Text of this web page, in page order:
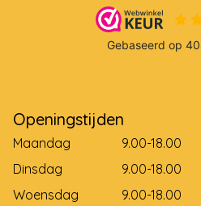
Openingstijden
Maandag
9.00-18.00
Dinsdag
9.00-18.00
Woensdag
9.00-18.00